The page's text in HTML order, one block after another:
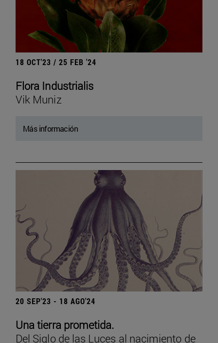
18 OCT'23 / 25 FEB '24
Flora Industrialis
Vik Muniz
Más información
20 SEP'23 - 18 AGO'24
Una tierra prometida.
Del Siglo de las Luces al nacimiento de